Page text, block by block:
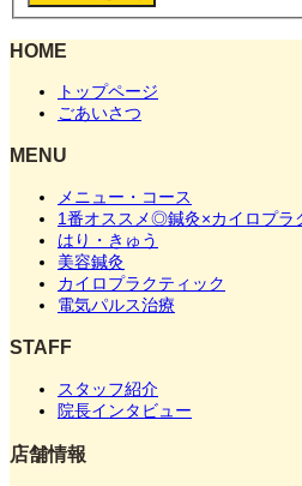
HOME
トップページ
ごあいさつ
MENU
メニュー・コース
1番オススメ◎鍼灸×カイロプラ
はり・きゅう
美容鍼灸
カイロプラクティック
電気パルス治療
STAFF
スタッフ紹介
院長インタビュー
店舗情報